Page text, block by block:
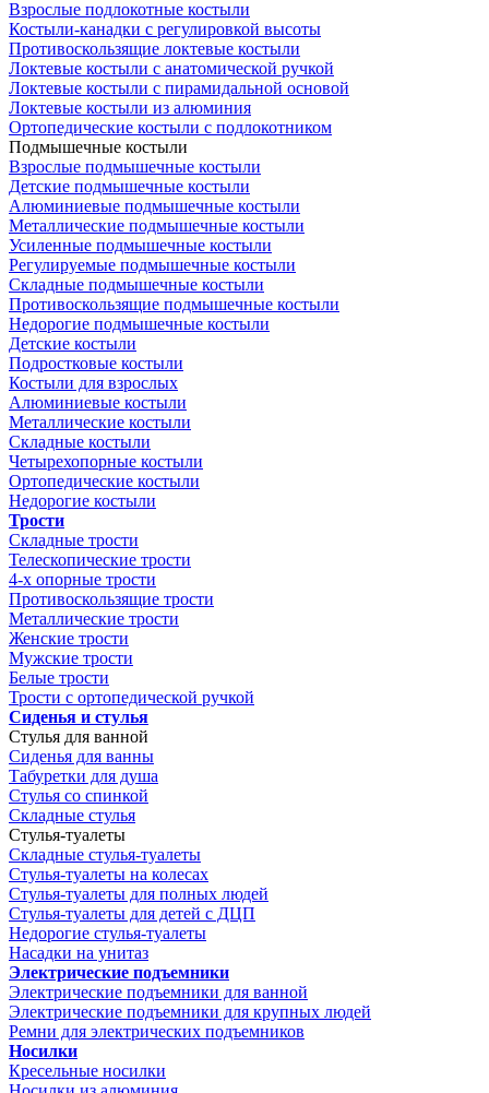
Взрослые подлокотные костыли
Костыли-канадки с регулировкой высоты
Противоскользящие локтевые костыли
Локтевые костыли с анатомической ручкой
Локтевые костыли с пирамидальной основой
Локтевые костыли из алюминия
Ортопедические костыли с подлокотником
Подмышечные костыли
Взрослые подмышечные костыли
Детские подмышечные костыли
Алюминиевые подмышечные костыли
Металлические подмышечные костыли
Усиленные подмышечные костыли
Регулируемые подмышечные костыли
Складные подмышечные костыли
Противоскользящие подмышечные костыли
Недорогие подмышечные костыли
Детские костыли
Подростковые костыли
Костыли для взрослых
Алюминиевые костыли
Металлические костыли
Складные костыли
Четырехопорные костыли
Ортопедические костыли
Недорогие костыли
Трости
Складные трости
Телескопические трости
4-х опорные трости
Противоскользящие трости
Металлические трости
Женские трости
Мужские трости
Белые трости
Трости с ортопедической ручкой
Сиденья и стулья
Стулья для ванной
Сиденья для ванны
Табуретки для душа
Стулья со спинкой
Складные стулья
Стулья-туалеты
Складные стулья-туалеты
Стулья-туалеты на колесах
Стулья-туалеты для полных людей
Стулья-туалеты для детей с ДЦП
Недорогие стулья-туалеты
Насадки на унитаз
Электрические подъемники
Электрические подъемники для ванной
Электрические подъемники для крупных людей
Ремни для электрических подъемников
Носилки
Кресельные носилки